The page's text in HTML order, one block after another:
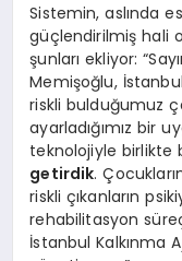
Sistemin, aslında
güçlendirilmiş hali
şunları ekliyor:
Memişoğlu,
riskli bulduğumuz
ayarladığımız bir
teknolojiyle birlikte
getirdik.
riskli çıkanların
rehabilitasyon
İstanbul Kalkınma